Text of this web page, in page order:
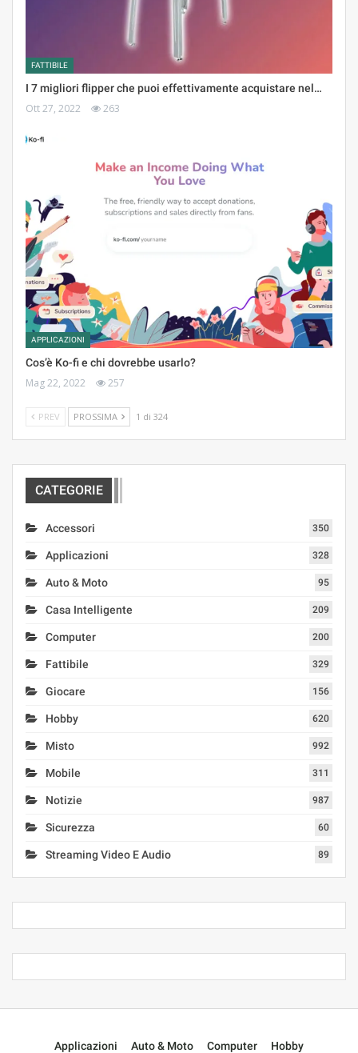
FATTIBILE
I 7 migliori flipper che puoi effettivamente acquistare nel…
Ott 27, 2022 263
APPLICAZIONI
Cos’è Ko-fi e chi dovrebbe usarlo?
Mag 22, 2022 257
PREV PROSSIMA 1 di 324
CATEGORIE
Accessori 350
Applicazioni 328
Auto & Moto 95
Casa Intelligente 209
Computer 200
Fattibile 329
Giocare 156
Hobby 620
Misto 992
Mobile 311
Notizie 987
Sicurezza 60
Streaming Video E Audio 89
Applicazioni Auto & Moto Computer Hobby